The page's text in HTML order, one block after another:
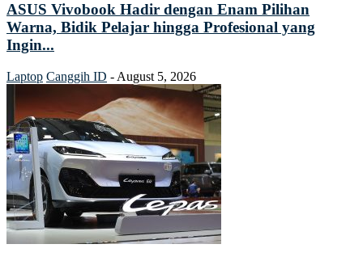
ASUS Vivobook Hadir dengan Enam Pilihan
Warna, Bidik Pelajar hingga Profesional yang
Ingin...
Laptop Canggih ID - August 5, 2026